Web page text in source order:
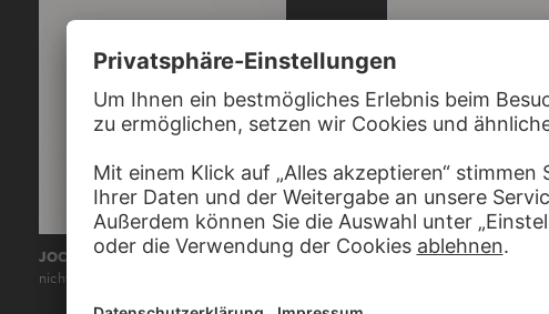
JOCHEM HENDRICKS
nichts 2 (mittags) linkes Auge
JOCHEM HENDRICKS